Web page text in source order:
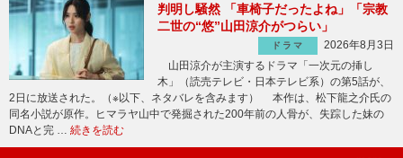
判明し騒然 「車椅子だったよね」「宗教
二世の“悠”山田涼介がつらい」
ドラマ
2026年8月3日
山田涼介が主演するドラマ「一次元の挿し
木」（読売テレビ・日本テレビ系）の第5話が、
2日に放送された。（※以下、ネタバレを含みます） 本作は、松下龍之介氏の
同名小説が原作。ヒマラヤ山中で発掘された200年前の人骨が、失踪した妹の
DNAと完 … 続きを読む